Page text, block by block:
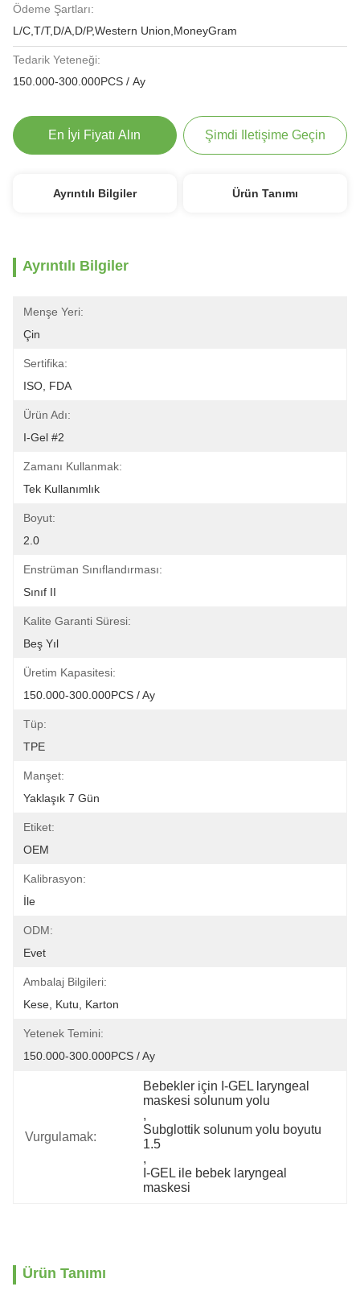
Ödeme Şartları:
L/C,T/T,D/A,D/P,Western Union,MoneyGram
Tedarik Yeteneği:
150.000-300.000PCS / Ay
En İyi Fiyatı Alın Şimdi Iletişime Geçin
Ayrıntılı Bilgiler Ürün Tanımı
Ayrıntılı Bilgiler
Menşe Yeri:
Çin
Sertifika:
ISO, FDA
Ürün Adı:
I-Gel #2
Zamanı Kullanmak:
Tek Kullanımlık
Boyut:
2.0
Enstrüman Sınıflandırması:
Sınıf II
Kalite Garanti Süresi:
Beş Yıl
Üretim Kapasitesi:
150.000-300.000PCS / Ay
Tüp:
TPE
Manşet:
Yaklaşık 7 Gün
Etiket:
OEM
Kalibrasyon:
İle
ODM:
Evet
Ambalaj Bilgileri:
Kese, Kutu, Karton
Yetenek Temini:
150.000-300.000PCS / Ay
Vurgulamak:
Bebekler için I-GEL laryngeal
maskesi solunum yolu
,
Subglottik solunum yolu boyutu
1.5
,
I-GEL ile bebek laryngeal
maskesi
Ürün Tanımı